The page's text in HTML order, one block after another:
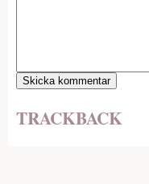
TRACKBACK